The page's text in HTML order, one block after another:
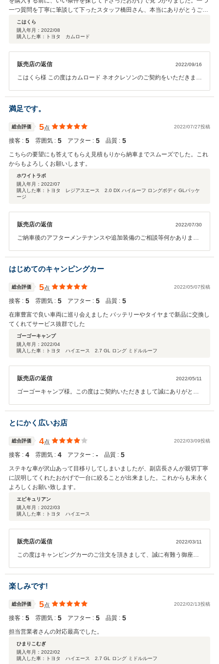
します。
一つ質問を丁寧に筆談して下ったスタッフ橋田さん、本当にありがとうござ
いました。
こはくら
購入年月： 2022/08
購入した車：トヨタ カムロード
販売店の返信 2022/09/16
こはくら様 この度はカムロード ネオクレソンのご契約をいただきまし
だき大変嬉しく思います。重ねてお礼申し上げます。 ご納車までもう
少々お時間頂戴いたしますが、満足いただけるよう誠心誠意努めてま
いりますので、 引き続き宜しくお願いいたします。
満足です。
総合評価 5点 2022/07/27投稿
接客 : 5 雰囲気 : 5 アフター : 5 品質 : 5
こちらの要望にも答えてもらえ見積もりから納車までスムーズでした。これ
からもよろしくお願いします。
ホワイトラボ
購入年月： 2022/07
購入した車：トヨタ レジアスエース 2.0 DX ハイルーフ ロングボディ GLパッケ
ージ
販売店の返信 2022/07/30
ご納車後のアフターメンテナンスや追加装備のご相談等何かありまし
願い致します。この度は本当にありがとうございます。
はじめてのキャンピングカー
総合評価 5点 2022/05/07投稿
接客 : 5 雰囲気 : 5 アフター : 5 品質 : 5
在庫豊富で良い車両に巡り会えました バッテリーやタイヤまで新品に交換し
てくれてサービス抜群でした
ゴーゴーキャンプ
購入年月： 2022/04
購入した車：トヨタ ハイエース 2.7 GL ロング ミドルルーフ
販売店の返信 2022/05/11
ゴーゴーキャンプ様。この度はご契約いただきまして誠にありがとう
うな高い評価をいただきまして、社員一同心から感謝しております何
かお困りの際はぜひお気軽にお立ち寄りください。 今後とも、どうぞ
宜しくお願い致します。
とにかく広いお店
総合評価 4点 2022/03/09投稿
接客 : 4 雰囲気 : 4 アフター : ‐ 品質 : 5
ステキな車が沢山あって目移りしてしまいましたが、副店長さんが親切丁寧
に説明してくれたおかげで一台に絞ることが出来ました。これからも末永く
よろしくお願い致します。
エピキュリアン
購入年月： 2022/03
購入した車：トヨタ ハイエース
販売店の返信 2022/03/11
この度はキャンピングカーのご注文を頂きまして、誠に有難う御座い
少々お時間を頂戴しておりますが、楽しみにお待ちいただければ幸い
です。引き続き宜しくお願いいたします。
楽しみです!
総合評価 5点 2022/02/13投稿
接客 : 5 雰囲気 : 5 アフター : 5 品質 : 5
担当営業者さんの対応最高でした。
ひまりこむぎ
購入年月： 2022/02
購入した車：トヨタ ハイエース 2.7 GL ロング ミドルルーフ